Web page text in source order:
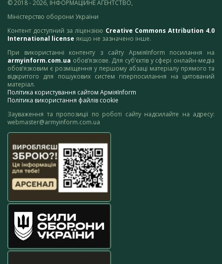
© 2018 - 2026, ІНФОРМАЦІЙНЕ АГЕНТСТВО,
Міністерство оборони України
Контент доступний за ліцензією Creative Commons Attribution 4.0
International license якщо не зазначено інше.
При використанні контенту з сайту АрміяInform посилання на
armyinform.com.ua обов’язкове. Для суб’єктів у сфері онлайн-медіа
обов’язковим є розміщення у першому абзаці матеріалу прямого та
відкритого для пошукових систем гіперпосилання на цитований
матеріал.
Політика користування сайтом АрміяInform
Політика використання файлів cookie
Зауваження та пропозиції по роботі сайту надсилайте на адресу:
webmaster@armyinform.com.ua